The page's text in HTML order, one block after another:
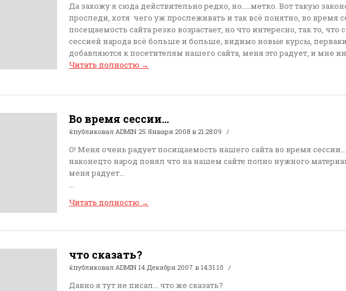
Да захожу я сюда действительно редко, но.....метко. Вот такую
проследи, хотя чего уж прослеживать и так всё понятно, во время
посещаемость сайта резко возрастает, но что интересно, так то, что
сессией народа всё больше и больше, видимо новые курсы,
добавляются к посетителям нашего сайта, меня это радует, и мне
Читать полностю →
Во время сессии...
ќпубликовал ADMIN 25 Января 2008 в 21:28:09
О! Меня очень радует посищаемость нашего сайта во время
наконецто народ понял что на нашем сайте полно нужного
меня радует...
...
Читать полностю →
что сказать?
ќпубликовал ADMIN 14 Декабря 2007 в 14:31:10
Давно я тут не писал... что же сказать?